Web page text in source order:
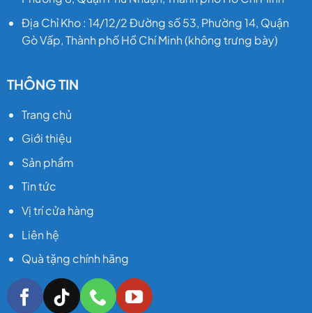
Địa Chỉ Kho : 14/12/2 Đường số 53, Phường 14, Quận
Gò Vấp, Thành phố Hồ Chí Minh (không trưng bày)
THÔNG TIN
Trang chủ
Giới thiệu
Sản phẩm
Tin tức
Vị trí cửa hàng
Liên hệ
Quà tặng chính hãng